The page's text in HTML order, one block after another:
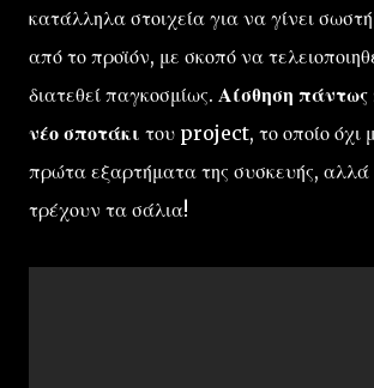
κατάλληλα στοιχεία για να γίνει
από το προϊόν, με σκοπό να
διατεθεί παγκοσμίως. Αίσθηση πάντως
νέο σποτάκι του project, το οποίο όχι
πρώτα εξαρτήματα της συσκευής, αλλά
τρέχουν τα σάλια!